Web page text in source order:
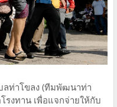
ท่าโขลง (ทีมพัฒนาท่า
รงทาน เพื่อแจกจ่ายให้กับ